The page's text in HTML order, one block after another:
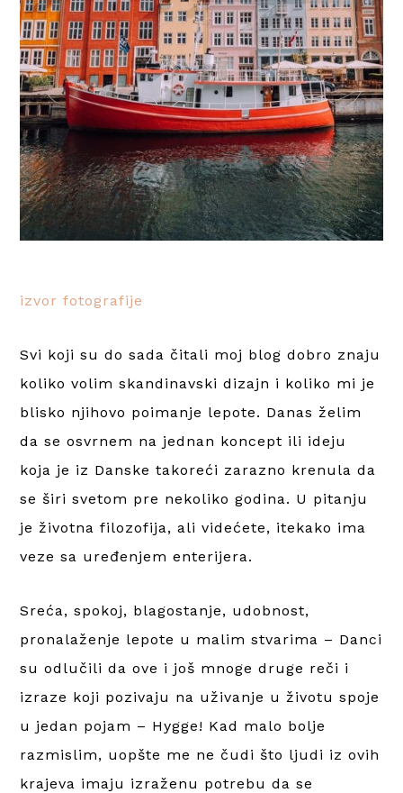
izvor fotografije
Svi koji su do sada čitali moj blog dobro znaju
koliko volim skandinavski dizajn i koliko mi je
blisko njihovo poimanje lepote. Danas želim
da se osvrnem na jednan koncept ili ideju
koja je iz Danske takoreći zarazno krenula da
se širi svetom pre nekoliko godina. U pitanju
je životna filozofija, ali videćete, itekako ima
veze sa uređenjem enterijera.
Sreća, spokoj, blagostanje, udobnost,
pronalaženje lepote u malim stvarima – Danci
su odlučili da ove i još mnoge druge reči i
izraze koji pozivaju na uživanje u životu spoje
u jedan pojam – Hygge! Kad malo bolje
razmislim, uopšte me ne čudi što ljudi iz ovih
krajeva imaju izraženu potrebu da se